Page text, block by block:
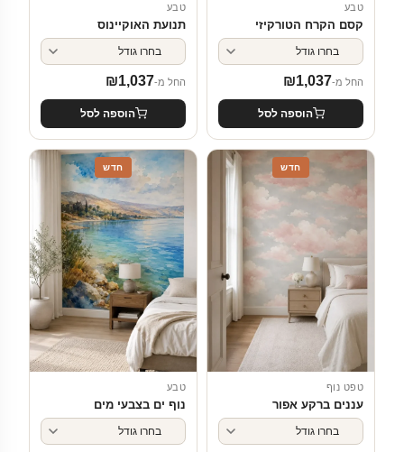
טבע
קסם הקרח הטורקיזי
החל מ- ₪1,037
הוספה לסל
טבע
תנועת האוקיינוס
החל מ- ₪1,037
הוספה לסל
חדש
טפט נוף
עננים ברקע אפור
חדש
טבע
נוף ים בצבעי מים